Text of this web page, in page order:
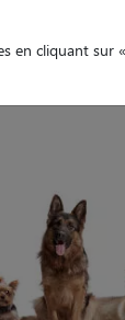
votre
en cliquant sur